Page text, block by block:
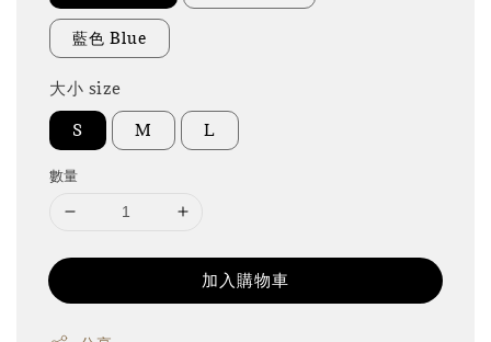
藍色 Blue
大小 size
S M L
數量
加入購物車